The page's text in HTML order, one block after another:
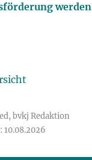
werden
bvkj Redaktion